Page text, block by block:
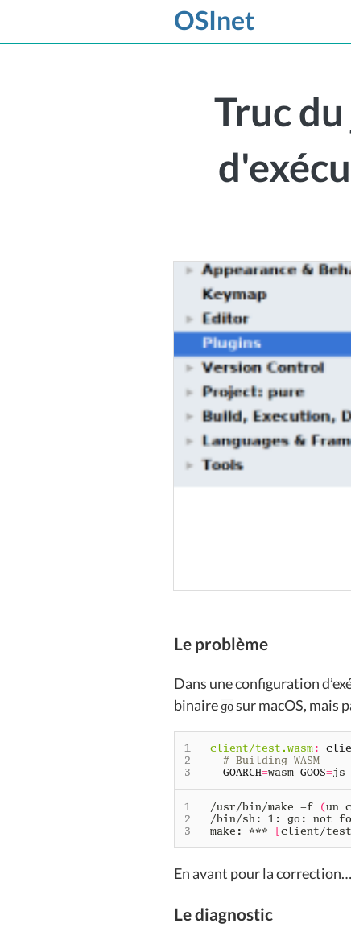
OSInet
Truc
Le problème
Dans une configuration
binairegosur macOS, mais
1
client/test.wasm:
# Building WASM
GOARCH=wasm GOOS=
1
/usr/bin/make -f (un
make: ***
[client/
En avant pour la correction…
Le diagnostic